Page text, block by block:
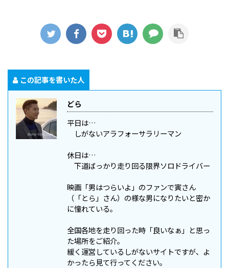
この記事を書いた人
どら
平日は…
しがないアラフォーサラリーマン
休日は…
下道ばっかり走り回る限界ソロドライバー
映画「男はつらいよ」のファンで寅さん
（「とら」さん）の様な男になりたいと密か
に憧れている。
全国各地を走り回った時「良いなぁ」と思っ
た場所をご紹介。
緩く運営しているしがないサイトですが、よ
かったら見て行ってください。